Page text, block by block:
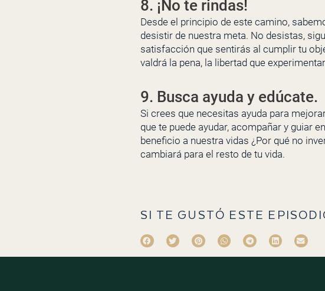
8. ¡No te rindas!
Desde el principio de este camino,
desistir de nuestra meta. No desistas,
satisfacción que sentirás al cumplir tu
valdrá la pena, la libertad que
9. Busca ayuda y edúcate.
Si crees que necesitas ayuda para
que te puede ayudar, acompañar y guiar
beneficio a nuestra vidas ¿Por qué no
cambiará para el resto de tu vida.
SI TE GUSTÓ ESTE